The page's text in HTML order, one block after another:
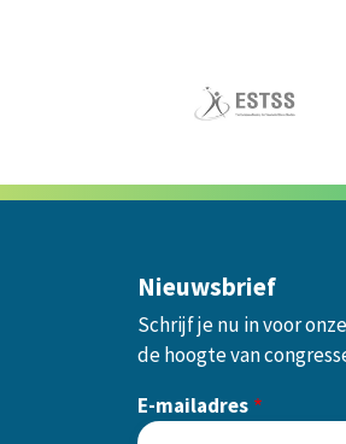
Nieuwsbrief
Schrijf je nu in voor
de hoogte van
E-mailadres